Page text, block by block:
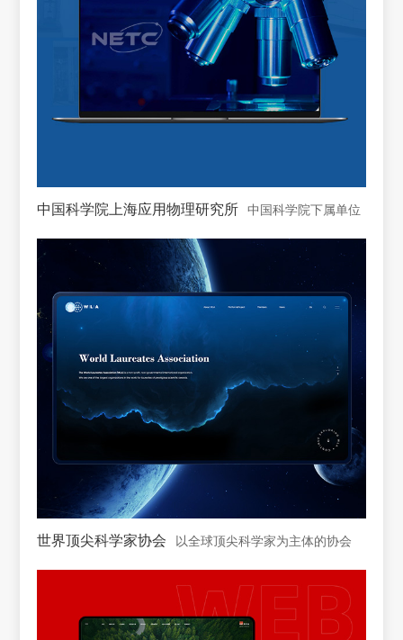
中国科学院上海应用物理研究所 中国科学院下属单位
世界顶尖科学家协会 以全球顶尖科学家为主体的协会